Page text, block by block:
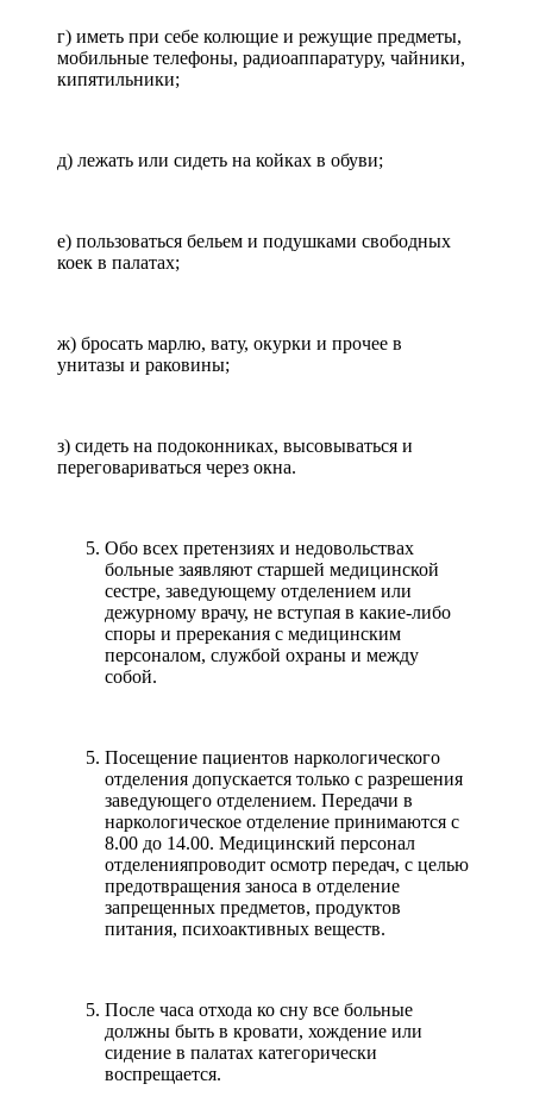
г) иметь при себе колющие и режущие предметы,
мобильные телефоны, радиоаппаратуру, чайники,
кипятильники;
д) лежать или сидеть на койках в обуви;
е) пользоваться бельем и подушками свободных
коек в палатах;
ж) бросать марлю, вату, окурки и прочее в
унитазы и раковины;
з) сидеть на подоконниках, высовываться и
переговариваться через окна.
Обо всех претензиях и недовольствах
больные заявляют старшей медицинской
сестре, заведующему отделением или
дежурному врачу, не вступая в какие-либо
споры и пререкания с медицинским
персоналом, службой охраны и между
собой.
Посещение пациентов наркологического
отделения допускается только с разрешения
заведующего отделением. Передачи в
наркологическое отделение принимаются с
8.00 до 14.00. Медицинский персонал
отделенияпроводит осмотр передач, с целью
предотвращения заноса в отделение
запрещенных предметов, продуктов
питания, психоактивных веществ.
После часа отхода ко сну все больные
должны быть в кровати, хождение или
сидение в палатах категорически
воспрещается.